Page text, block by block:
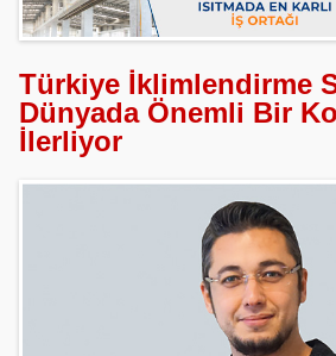
Türkiye İklimlendirme
Dünyada Önemli Bir
İlerliyor